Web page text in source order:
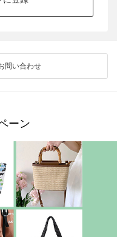
問い合わせ
ーン